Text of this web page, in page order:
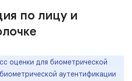
по лицу и
оценки для биометрической
аутентификации